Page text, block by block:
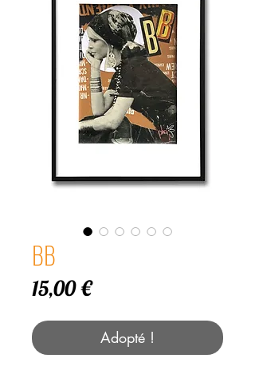
BB
15,00 €Prix
Adopté !